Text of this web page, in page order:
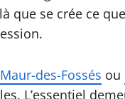
se crée ce
des-Fossés ou
L’essentiel